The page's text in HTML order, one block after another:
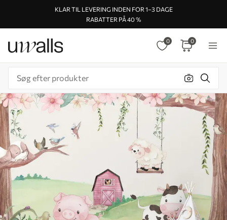
KLAR TIL LEVERING INDEN FOR 1–3 DAGE
RABATTER PÅ 40 %
0 0